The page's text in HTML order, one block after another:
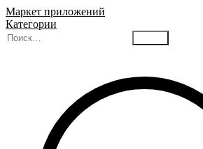
Маркет приложений
Категории